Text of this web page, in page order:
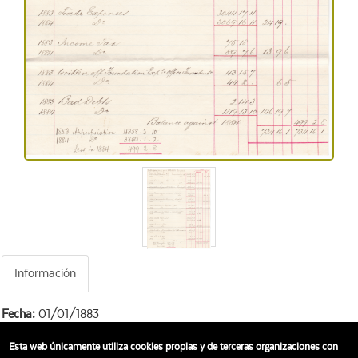
Información
Fecha: 01/01/1883
Tipo:Carta
Esta web únicamente utiliza cookies propias y de terceras organizaciones con